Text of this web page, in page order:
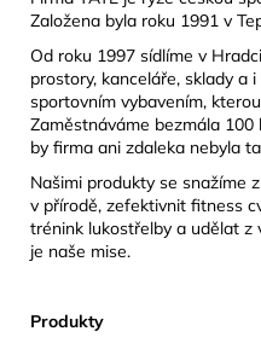
Založena byla roku 1991 v
Od roku 1997 sídlíme v
prostory, kanceláře, sklady a i
sportovním vybavením,
Zaměstnáváme bezmála 100
by firma ani zdaleka nebyla
Našimi produkty se snažíme
v přírodě, zefektivnit fitness
trénink lukostřelby a udělat z
je naše mise.
Produkty